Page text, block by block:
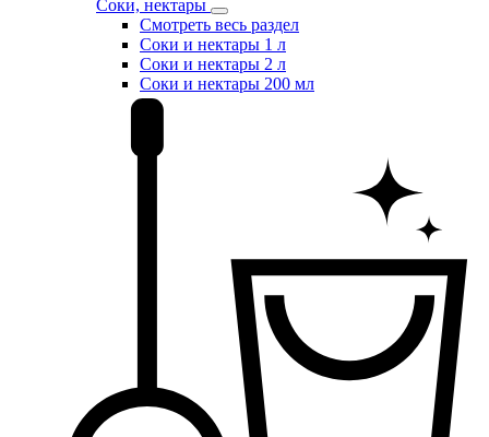
Соки, нектары
Смотреть весь раздел
Соки и нектары 1 л
Соки и нектары 2 л
Соки и нектары 200 мл